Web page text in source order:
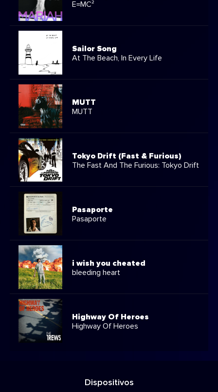
E=MC²
Sailor Song
At The Beach, In Every Life
MUTT
MUTT
Tokyo Drift (Fast & Furious)
The Fast And The Furious: Tokyo Drift
Pasaporte
Pasaporte
i wish you cheated
bleeding heart
Highway Of Heroes
Highway Of Heroes
Dispositivos